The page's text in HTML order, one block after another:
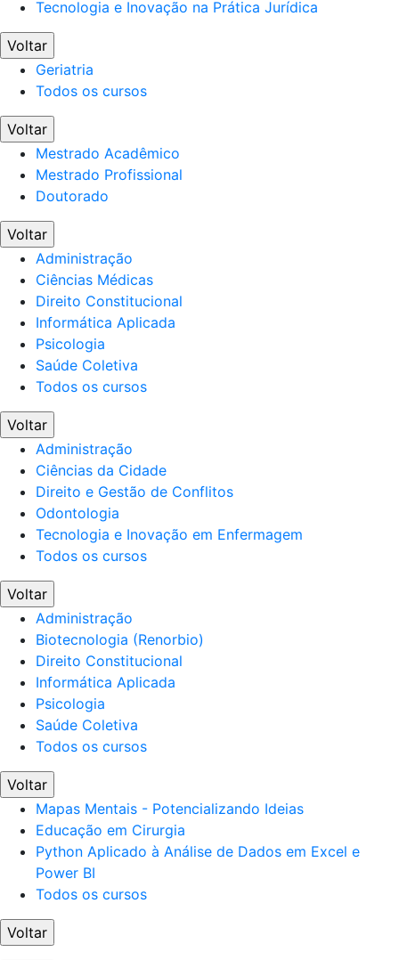
Tecnologia e Inovação na Prática Jurídica
Voltar
Geriatria
Todos os cursos
Voltar
Mestrado Acadêmico
Mestrado Profissional
Doutorado
Voltar
Administração
Ciências Médicas
Direito Constitucional
Informática Aplicada
Psicologia
Saúde Coletiva
Todos os cursos
Voltar
Administração
Ciências da Cidade
Direito e Gestão de Conflitos
Odontologia
Tecnologia e Inovação em Enfermagem
Todos os cursos
Voltar
Administração
Biotecnologia (Renorbio)
Direito Constitucional
Informática Aplicada
Psicologia
Saúde Coletiva
Todos os cursos
Voltar
Mapas Mentais - Potencializando Ideias
Educação em Cirurgia
Python Aplicado à Análise de Dados em Excel e
Power BI
Todos os cursos
Voltar